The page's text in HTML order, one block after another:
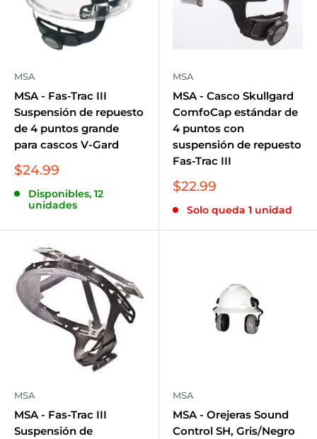
MSA
MSA - Fas-Trac III
Suspensión de repuesto
de 4 puntos grande
para cascos V-Gard
Precio
venta
$24.99
Disponibles, 12
unidades
MSA
MSA - Casco Skullgard
ComfoCap estándar de
4 puntos con
suspensión de repuesto
Fas-Trac III
Precio
venta
$22.99
Solo queda 1 unidad
MSA
MSA - Fas-Trac III
Suspensión de
MSA
MSA - Orejeras Sound
Control SH, Gris/Negro